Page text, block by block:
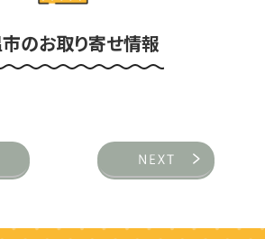
のお取り寄せ情報